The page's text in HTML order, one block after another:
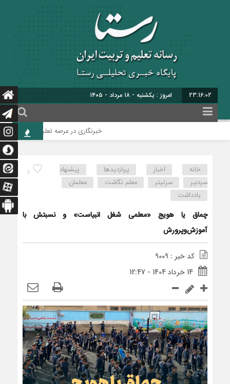
23:16:03 امروز : یکشنبه - ۱۸ مرداد - ۱۴۰۵
خبرنگاری در عرصه تعلیم‌وتربیت، خود
8 خانه اخبار پربازدیدها
پیشنهاد
سردبیر
سرتیتر معلم نگاشت
معلمان
یادداشت
چماق یا هویج «معلمی شغل انبیاست» و نسبتش با
آموزش‌و‌پرورش
کد خبر : 9009
14 خرداد 1404 - 12:47